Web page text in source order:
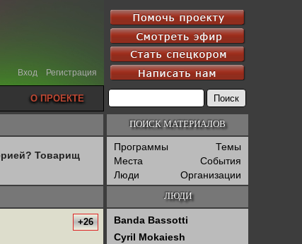
Вход Регистрация
О ПРОЕКТЕ
Товарищ
+26
ПОИСК МАТЕРИАЛОВ
Программы
Темы
Места
События
Люди
Организации
ЛЮДИ
Banda Bassotti
Cyril Mokaiesh